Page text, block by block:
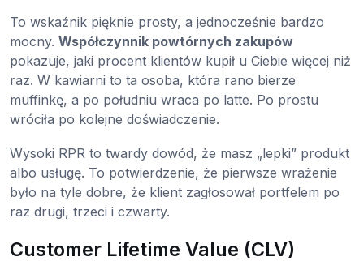
To wskaźnik pięknie prosty, a jednocześnie bardzo
mocny. Współczynnik powtórnych zakupów
pokazuje, jaki procent klientów kupił u Ciebie więcej niż
raz. W kawiarni to ta osoba, która rano bierze
muffinkę, a po południu wraca po latte. Po prostu
wróciła po kolejne doświadczenie.
Wysoki RPR to twardy dowód, że masz „lepki” produkt
albo usługę. To potwierdzenie, że pierwsze wrażenie
było na tyle dobre, że klient zagłosował portfelem po
raz drugi, trzeci i czwarty.
Customer Lifetime Value (CLV)